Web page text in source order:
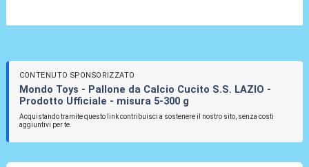
CONTENUTO SPONSORIZZATO
Mondo Toys - Pallone da Calcio Cucito S.S. LAZIO -
Prodotto Ufficiale - misura 5-300 g
Acquistando tramite questo link contribuisci a sostenere il nostro sito, senza costi
aggiuntivi per te.